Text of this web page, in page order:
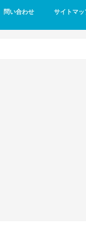
問い合わせ サイトマッ